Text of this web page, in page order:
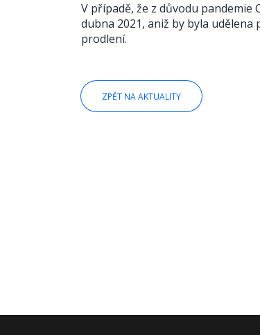
V případě, že z důvodu pandemie
dubna 2021, aniž by byla
prodlení.
ZPĚT NA AKTUALITY